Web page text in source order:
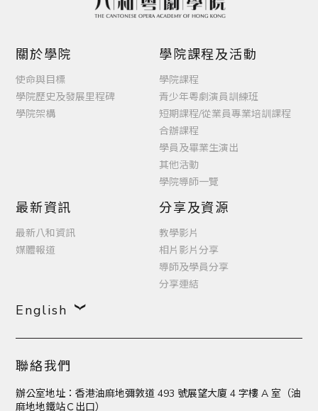
關於學院
使命與目標
學院歷史及發展里程碑
學院架構
學院課程及活動
學院課程
青少年粵劇演員訓練班
短期課程/從業員專業培訓課程
合辦課程
學員及畢業生演出
其他活動
學院導師一覽
最新資訊
最新八和資訊
媒體報道
分享及資源
教學影片
相片影片分享
導師及學員分享
分享連結
English
聯絡我們
辦公室地址：香港油麻地彌敦道 493 號展望大廈 4 字樓 A 室（油
麻地地鐵站Ｃ出口）